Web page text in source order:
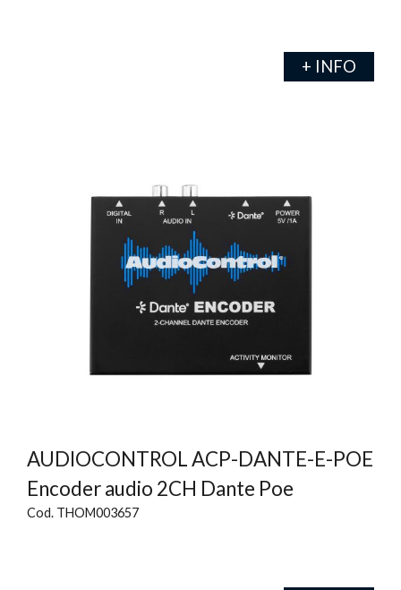
+ INFO
AUDIOCONTROL ACP-DANTE-E-POE
Encoder audio 2CH Dante Poe
Cod. THOM003657